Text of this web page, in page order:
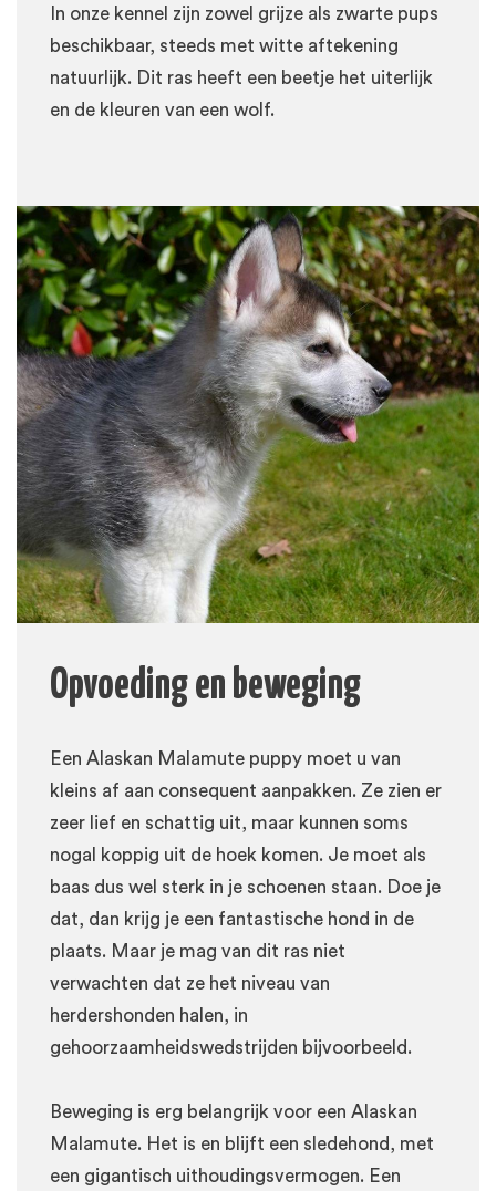
In onze kennel zijn zowel grijze als zwarte pups
beschikbaar, steeds met witte aftekening
natuurlijk. Dit ras heeft een beetje het uiterlijk
en de kleuren van een wolf.
Opvoeding en beweging
Een Alaskan Malamute puppy moet u van
kleins af aan consequent aanpakken. Ze zien er
zeer lief en schattig uit, maar kunnen soms
nogal koppig uit de hoek komen. Je moet als
baas dus wel sterk in je schoenen staan. Doe je
dat, dan krijg je een fantastische hond in de
plaats. Maar je mag van dit ras niet
verwachten dat ze het niveau van
herdershonden halen, in
gehoorzaamheidswedstrijden bijvoorbeeld.
Beweging is erg belangrijk voor een Alaskan
Malamute. Het is en blijft een sledehond, met
een gigantisch uithoudingsvermogen. Een